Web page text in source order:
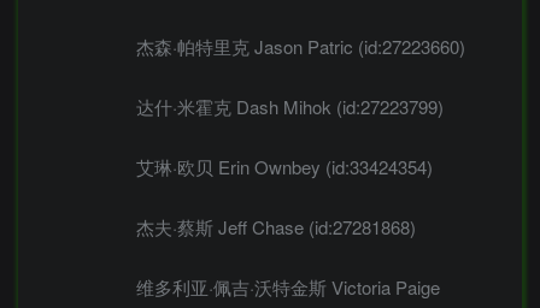
杰森·帕特里克 Jason Patric (id:27223660)
达什·米霍克 Dash Mihok (id:27223799)
艾琳·欧贝 Erin Ownbey (id:33424354)
杰夫·蔡斯 Jeff Chase (id:27281868)
维多利亚·佩吉·沃特金斯 Victoria Paige